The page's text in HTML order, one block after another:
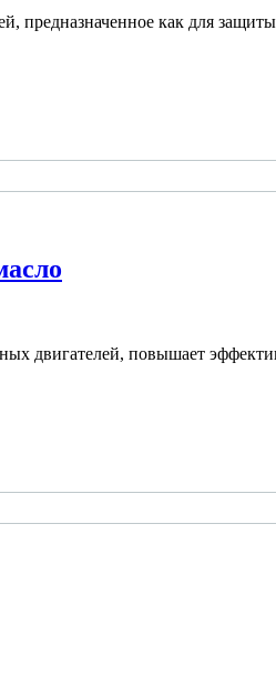
предназначенное как для
двигателей, повышает